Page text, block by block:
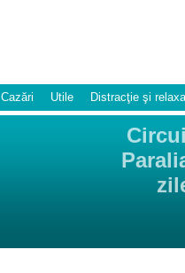
Cazări Utile Distracţie şi